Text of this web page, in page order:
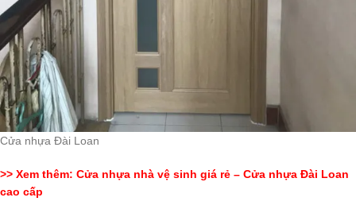
Cửa nhựa Đài Loan
>> Xem thêm: Cửa nhựa nhà vệ sinh giá rẻ – Cửa nhựa Đài Loan
cao cấp